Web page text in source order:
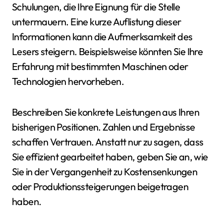
Schulungen, die Ihre Eignung für die Stelle
untermauern. Eine kurze Auflistung dieser
Informationen kann die Aufmerksamkeit des
Lesers steigern. Beispielsweise könnten Sie Ihre
Erfahrung mit bestimmten Maschinen oder
Technologien hervorheben.
Beschreiben Sie konkrete Leistungen aus Ihren
bisherigen Positionen. Zahlen und Ergebnisse
schaffen Vertrauen. Anstatt nur zu sagen, dass
Sie effizient gearbeitet haben, geben Sie an, wie
Sie in der Vergangenheit zu Kostensenkungen
oder Produktionssteigerungen beigetragen
haben.